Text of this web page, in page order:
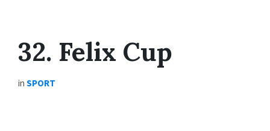
32. Felix Cup
in SPORT